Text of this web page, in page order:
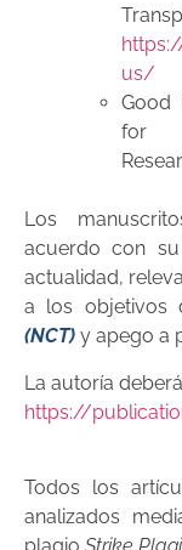
us/
Good
for
Los
acuerdo con su
actualidad,
a los objetivos
(NCT) y apego a
La autoría
https://
Todos los
analizados